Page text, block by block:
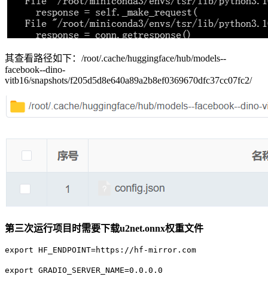
其查看路径如下：/root/.cache/huggingface/hub/models--
facebook--dino-
vitb16/snapshots/f205d5d8e640a89a2b8ef0369670dfc37cc07fc2/
第三次运行项目时需要下载u2net.onnx权重文件
export HF_ENDPOINT=https://hf-mirror.com
export GRADIO_SERVER_NAME=0.0.0.0